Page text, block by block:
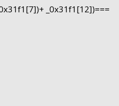
_0x31f1[12])===